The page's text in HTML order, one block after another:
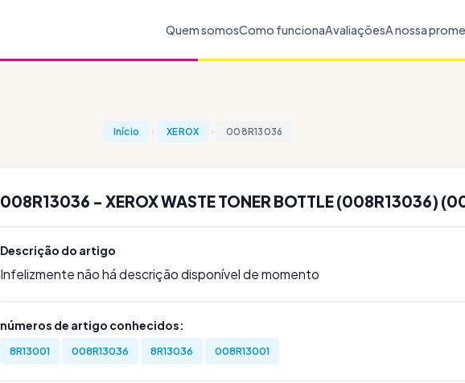
Quem somosComo funcionaAvaliaçõesA nossa
Início XEROX 008R13036
008R13036 - XEROX WASTE TONER BOTTLE (008R13036)
Descrição do artigo
Infelizmente não há descrição disponível de momento
números de artigo conhecidos:
8R13001 008R13036 8R13036 008R13001